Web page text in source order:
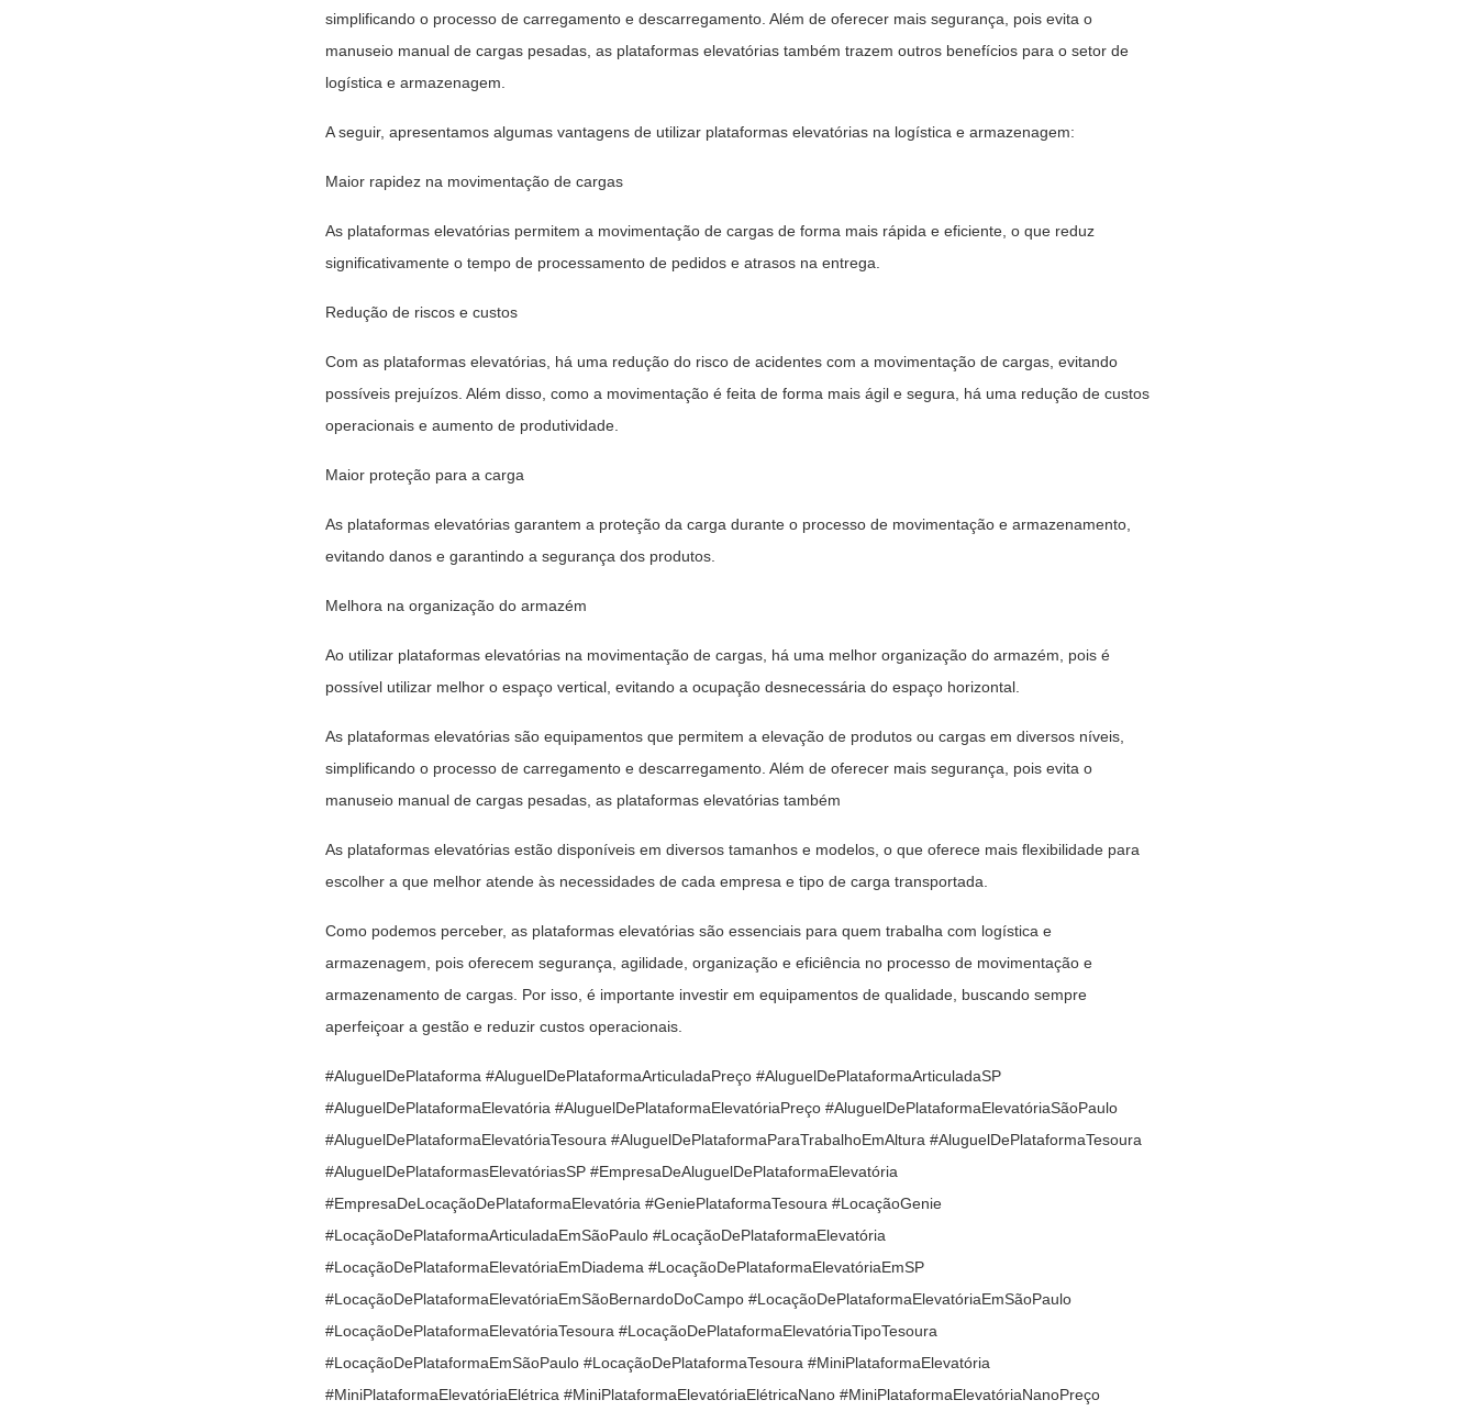
simplificando o processo de carregamento e descarregamento. Além de oferecer mais segurança, pois evita o
manuseio manual de cargas pesadas, as plataformas elevatórias também trazem outros benefícios para o setor de
logística e armazenagem.
A seguir, apresentamos algumas vantagens de utilizar plataformas elevatórias na logística e armazenagem:
Maior rapidez na movimentação de cargas
As plataformas elevatórias permitem a movimentação de cargas de forma mais rápida e eficiente, o que reduz
significativamente o tempo de processamento de pedidos e atrasos na entrega.
Redução de riscos e custos
Com as plataformas elevatórias, há uma redução do risco de acidentes com a movimentação de cargas, evitando
possíveis prejuízos. Além disso, como a movimentação é feita de forma mais ágil e segura, há uma redução de custos
operacionais e aumento de produtividade.
Maior proteção para a carga
As plataformas elevatórias garantem a proteção da carga durante o processo de movimentação e armazenamento,
evitando danos e garantindo a segurança dos produtos.
Melhora na organização do armazém
Ao utilizar plataformas elevatórias na movimentação de cargas, há uma melhor organização do armazém, pois é
possível utilizar melhor o espaço vertical, evitando a ocupação desnecessária do espaço horizontal.
As plataformas elevatórias são equipamentos que permitem a elevação de produtos ou cargas em diversos níveis,
simplificando o processo de carregamento e descarregamento. Além de oferecer mais segurança, pois evita o
manuseio manual de cargas pesadas, as plataformas elevatórias também
As plataformas elevatórias estão disponíveis em diversos tamanhos e modelos, o que oferece mais flexibilidade para
escolher a que melhor atende às necessidades de cada empresa e tipo de carga transportada.
Como podemos perceber, as plataformas elevatórias são essenciais para quem trabalha com logística e
armazenagem, pois oferecem segurança, agilidade, organização e eficiência no processo de movimentação e
armazenamento de cargas. Por isso, é importante investir em equipamentos de qualidade, buscando sempre
aperfeiçoar a gestão e reduzir custos operacionais.
#AluguelDePlataforma #AluguelDePlataformaArticuladaPreço #AluguelDePlataformaArticuladaSP
#AluguelDePlataformaElevatória #AluguelDePlataformaElevatóriaPreço #AluguelDePlataformaElevatóriaSãoPaulo
#AluguelDePlataformaElevatóriaTesoura #AluguelDePlataformaParaTrabalhoEmAltura #AluguelDePlataformaTesoura
#AluguelDePlataformasElevatóriasSP #EmpresaDeAluguelDePlataformaElevatória
#EmpresaDeLocaçãoDePlataformaElevatória #GeniePlataformaTesoura #LocaçãoGenie
#LocaçãoDePlataformaArticuladaEmSãoPaulo #LocaçãoDePlataformaElevatória
#LocaçãoDePlataformaElevatóriaEmDiadema #LocaçãoDePlataformaElevatóriaEmSP
#LocaçãoDePlataformaElevatóriaEmSãoBernardoDoCampo #LocaçãoDePlataformaElevatóriaEmSãoPaulo
#LocaçãoDePlataformaElevatóriaTesoura #LocaçãoDePlataformaElevatóriaTipoTesoura
#LocaçãoDePlataformaEmSãoPaulo #LocaçãoDePlataformaTesoura #MiniPlataformaElevatória
#MiniPlataformaElevatóriaElétrica #MiniPlataformaElevatóriaElétricaNano #MiniPlataformaElevatóriaNanoPreço